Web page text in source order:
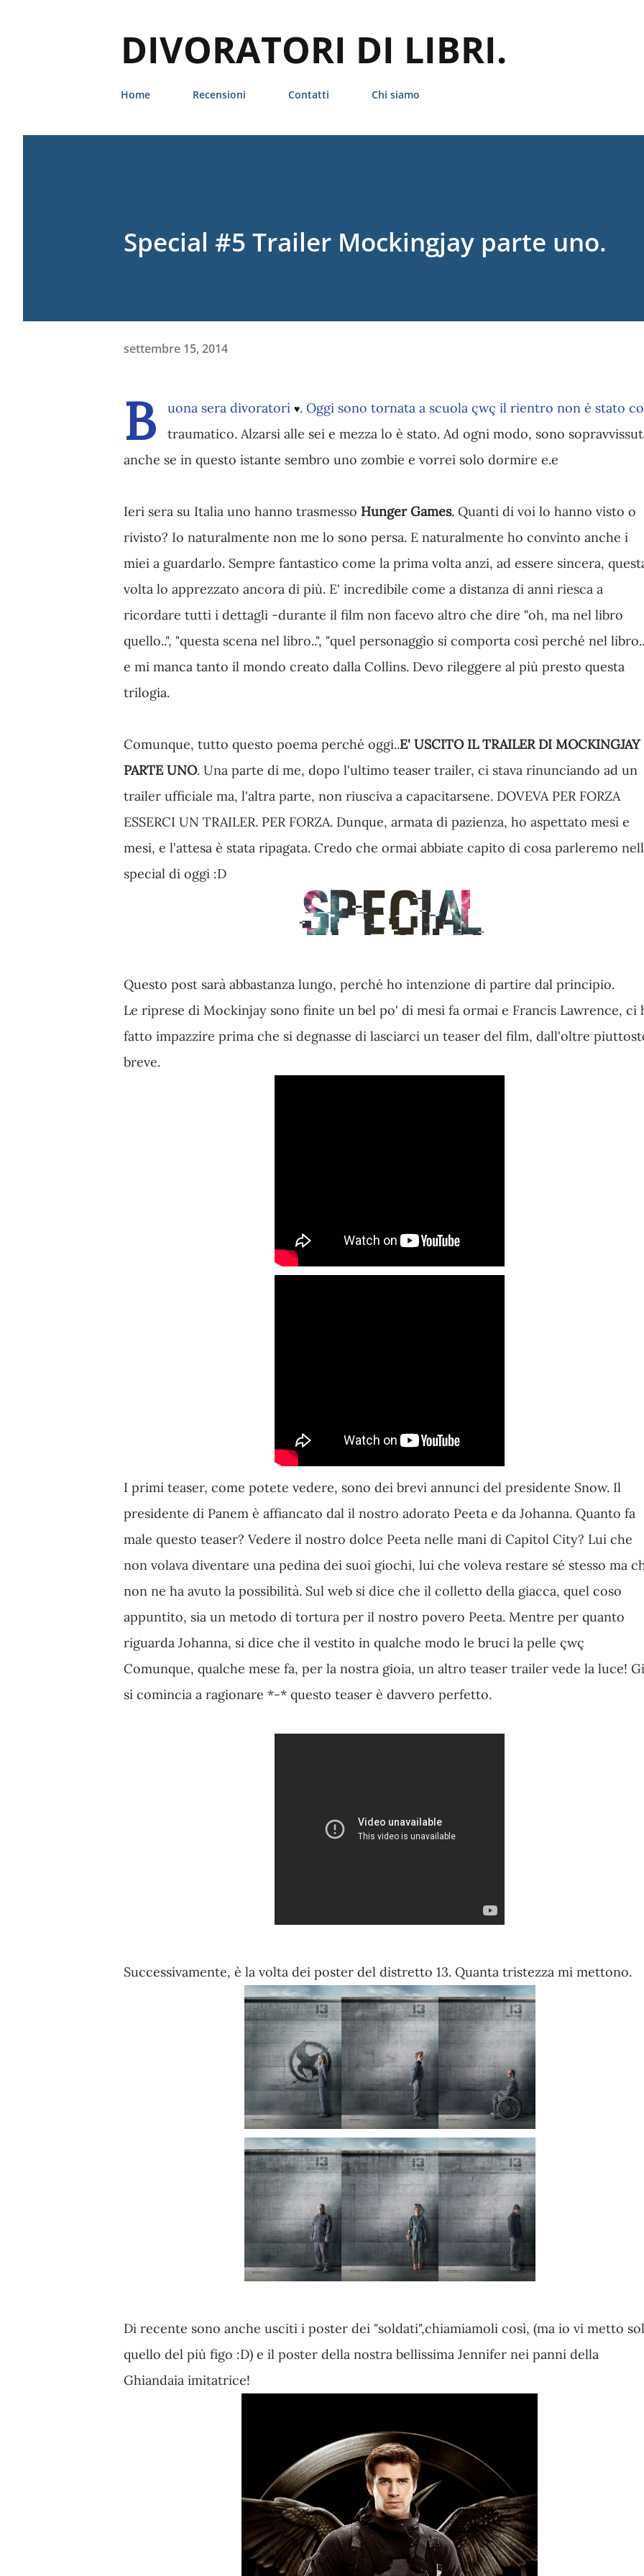
DIVORATORI DI LIBRI.
Home Recensioni Contatti Chi siamo
Special #5 Trailer Mockingjay parte uno.
settembre 15, 2014
B uona sera divoratori ♥. Oggi sono tornata a scuola çwç il rientro non è stato
traumatico. Alzarsi alle sei e mezza lo è stato. Ad ogni modo, sono
anche se in questo istante sembro uno zombie e vorrei solo dormire e.e
Ieri sera su Italia uno hanno trasmesso Hunger Games. Quanti di voi lo hanno visto o
rivisto? Io naturalmente non me lo sono persa. E naturalmente ho convinto anche i
miei a guardarlo. Sempre fantastico come la prima volta anzi, ad essere sincera,
volta lo apprezzato ancora di più. E' incredibile come a distanza di anni riesca a
ricordare tutti i dettagli -durante il film non facevo altro che dire "oh, ma nel libro
quello..", "questa scena nel libro..", "quel personaggio si comporta così perché nel
e mi manca tanto il mondo creato dalla Collins. Devo rileggere al più presto questa
trilogia.
Comunque, tutto questo poema perché oggi..E' USCITO IL TRAILER DI MOCKINGJAY
PARTE UNO. Una parte di me, dopo l'ultimo teaser trailer, ci stava rinunciando ad un
trailer ufficiale ma, l'altra parte, non riusciva a capacitarsene. DOVEVA PER FORZA
ESSERCI UN TRAILER. PER FORZA. Dunque, armata di pazienza, ho aspettato mesi e
mesi, e l'attesa è stata ripagata. Credo che ormai abbiate capito di cosa parleremo
special di oggi :D
Questo post sarà abbastanza lungo, perché ho intenzione di partire dal principio.
Le riprese di Mockinjay sono finite un bel po' di mesi fa ormai e Francis Lawrence, ci
fatto impazzire prima che si degnasse di lasciarci un teaser del film, dall'oltre
breve.
I primi teaser, come potete vedere, sono dei brevi annunci del presidente Snow. Il
presidente di Panem è affiancato dal il nostro adorato Peeta e da Johanna. Quanto fa
male questo teaser? Vedere il nostro dolce Peeta nelle mani di Capitol City? Lui che
non volava diventare una pedina dei suoi giochi, lui che voleva restare sé stesso ma
non ne ha avuto la possibilità. Sul web si dice che il colletto della giacca, quel coso
appuntito, sia un metodo di tortura per il nostro povero Peeta. Mentre per quanto
riguarda Johanna, si dice che il vestito in qualche modo le bruci la pelle çwç
Comunque, qualche mese fa, per la nostra gioia, un altro teaser trailer vede la luce!
si comincia a ragionare *-* questo teaser è davvero perfetto.
Successivamente, è la volta dei poster del distretto 13. Quanta tristezza mi mettono.
Di recente sono anche usciti i poster dei "soldati",chiamiamoli così, (ma io vi metto
quello del più figo :D) e il poster della nostra bellissima Jennifer nei panni della
Ghiandaia imitatrice!